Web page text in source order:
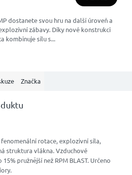
dostanete svou hru na další úroveň a
zábavy. Díky nové konstrukci
kombinuje sílu s...
Značka
rotace, explozivní síla,
struktura vlákna. Vzduchové
pružnější než RPM BLAST. Určeno